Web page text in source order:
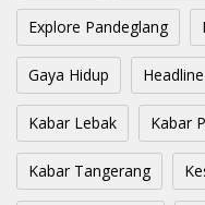
Explore Pandeglang
Gaya Hidup Headline
Kabar Lebak Kabar
Kabar Tangerang